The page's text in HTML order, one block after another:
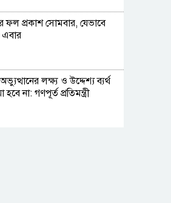
প্রকাশ সোমবার, যেভাবে
এবার
লক্ষ্য ও উদ্দেশ্য ব্যর্থ
না: গণপূর্ত প্রতিমন্ত্রী